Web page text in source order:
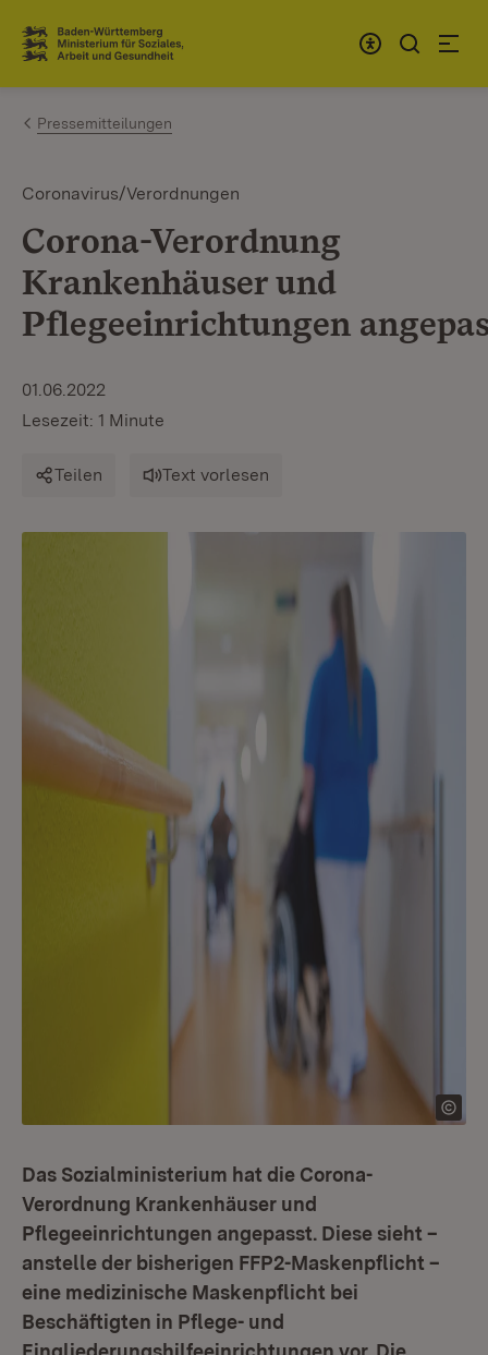
Zum Inhalt springen
Link zur Startseite
Pressemitteilungen
Coronavirus/Verordnungen
Corona-Verordnung
Krankenhäuser und
Pflegeeinrichtungen
01.06.2022
Lesezeit: 1 Minute
Teilen Text vorlesen
Das Sozialministerium hat die Corona-
Verordnung Krankenhäuser und
Pflegeeinrichtungen angepasst. Diese sieht –
anstelle der bisherigen FFP2-Maskenpflicht –
eine medizinische Maskenpflicht bei
Beschäftigten in Pflege- und